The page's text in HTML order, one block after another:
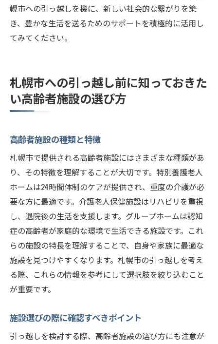
幌市への引っ越しを機に、新しい社会的な繋がりを築
き、豊かな生活を送るためのサポートを積極的に活用し
てみてください。
札幌市への引っ越し前に知っておきた
い高齢者施設の選び方
高齢者施設の種類と特徴
札幌市で提供される高齢者施設にはさまざまな種類があ
り、その特徴を理解することが大切です。特別養護老人
ホームは24時間体制のケアが提供され、重度の介護が必
要な方に最適です。介護老人保健施設はリハビリを重視
し、退院後の生活を支援します。グループホームは認知
症の高齢者が家庭的な環境で生活できる施設です。これ
らの施設の特長を理解することで、自身や家族に最適な
施設を見つけやすくなります。札幌市の引っ越しを考え
る際、これらの情報を参考にして選択肢を絞り込むこと
が重要です。
施設選びの際に確認すべきポイント
引っ越しを検討する際、高齢者施設の選び方にも注意が